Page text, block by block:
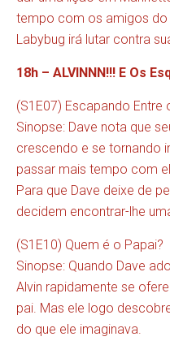
tempo com os amigos do
Labybug irá lutar contra
18h – ALVINNN!!! E Os
(S1E07) Escapando Entre
Sinopse: Dave nota que
crescendo e se tornando
passar mais tempo com
Para que Dave deixe de
decidem encontrar-lhe
(S1E10) Quem é o Papai?
Sinopse: Quando Dave
Alvin rapidamente se
pai. Mas ele logo
do que ele imaginava.